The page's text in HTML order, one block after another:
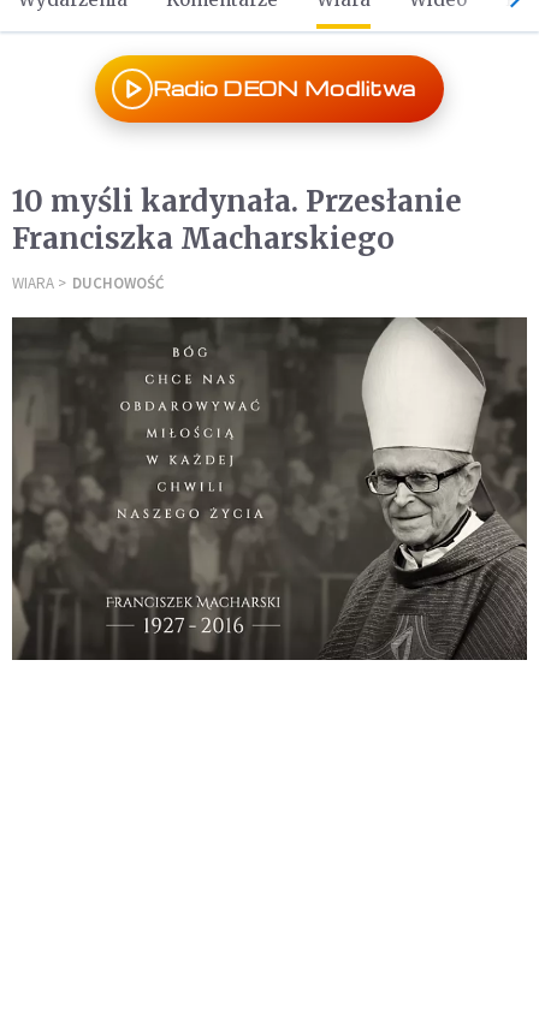
Radio DEON Modlitwa
10 myśli kardynała. Przesłanie
Franciszka Macharskiego
WIARA DUCHOWOŚĆ